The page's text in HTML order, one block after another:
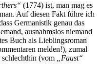
(1774) ist, man mag es
Auf diesen Fakt führe ich
Germanistik genau das
ausnahmslos niemand
Buch als Lieblingsroman
melden!), zumal
schlechthin (vom
„Faust“